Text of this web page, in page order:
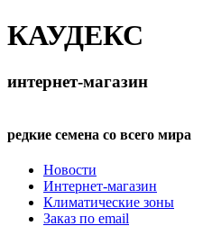
КАУДЕКС
интернет-магазин
редкие семена со всего мира
Новости
Интернет-магазин
Климатические зоны
Заказ по email